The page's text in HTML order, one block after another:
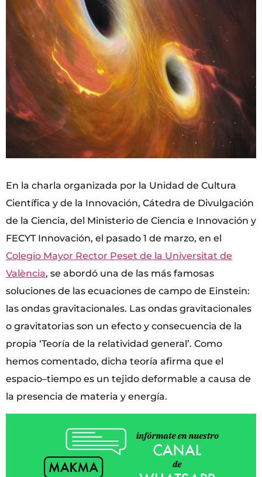
En la charla organizada por la Unidad de Cultura
Científica y de la Innovación, Cátedra de Divulgación
de la Ciencia, del Ministerio de Ciencia e Innovación y
FECYT Innovación, el pasado 1 de marzo, en el
Colegio Mayor Rector Peset de la Universitat de
València, se abordó una de las más famosas
soluciones de las ecuaciones de campo de Einstein:
las ondas gravitacionales. Las ondas gravitacionales
o gravitatorias son un efecto y consecuencia de la
propia ‘Teoría de la relatividad general’. Como
hemos comentado, dicha teoría afirma que el
espacio–tiempo es un tejido deformable a causa de
la presencia de materia y energía.